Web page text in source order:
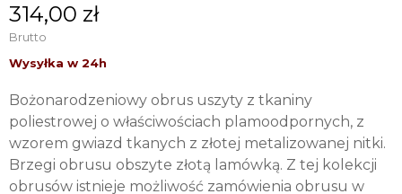
314,00 zł
Brutto
Bożonarodzeniowy obrus uszyty z tkaniny
poliestrowej o właściwościach plamoodpornych, z
wzorem gwiazd tkanych z złotej metalizowanej nitki.
Brzegi obrusu obszyte złotą lamówką. Z tej kolekcji
obrusów istnieje możliwość zamówienia obrusu w